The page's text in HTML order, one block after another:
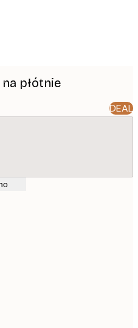
płótnie
DEAL